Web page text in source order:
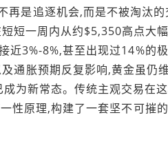
是追逐机会,而是不被淘汰的
短一周内从约$5,350高点大
3%-8%,甚至出现过14%的极
通胀预期反复影响,黄金虽仍
为新常态。传统主观交易在
原理,构建了一套坚不可摧